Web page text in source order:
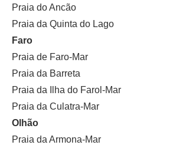
Praia do Ancão
Praia da Quinta do Lago
Faro
Praia de Faro-Mar
Praia da Barreta
Praia da Ilha do Farol-Mar
Praia da Culatra-Mar
Olhão
Praia da Armona-Mar